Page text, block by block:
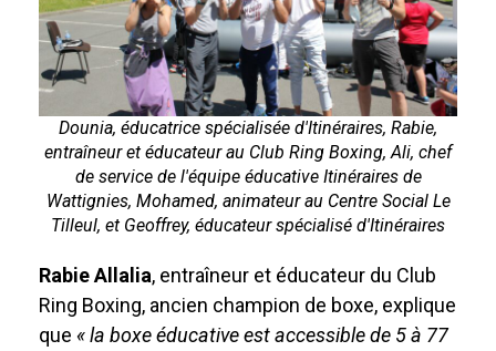
Dounia, éducatrice spécialisée d'Itinéraires, Rabie,
entraîneur et éducateur au Club Ring Boxing, Ali, chef
de service de l'équipe éducative Itinéraires de
Wattignies, Mohamed, animateur au Centre Social Le
Tilleul, et Geoffrey, éducateur spécialisé d'Itinéraires
Rabie Allalia, entraîneur et éducateur du Club
Ring Boxing, ancien champion de boxe, explique
que « la boxe éducative est accessible de 5 à 77